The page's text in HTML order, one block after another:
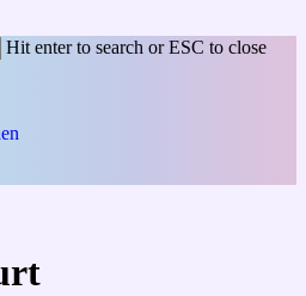
Hit enter to search or ESC to close